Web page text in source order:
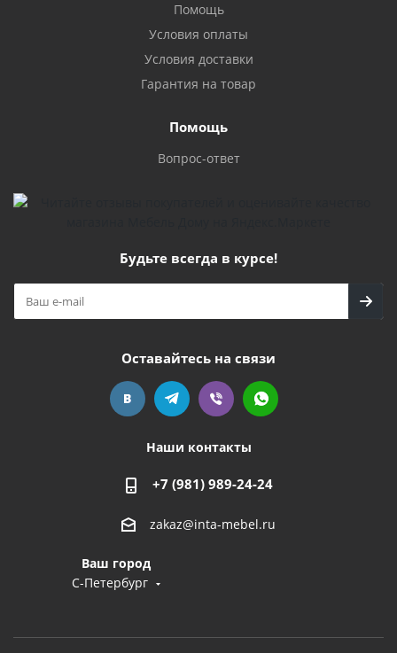
Помощь
Условия оплаты
Условия доставки
Гарантия на товар
Помощь
Вопрос-ответ
Будьте всегда в курсе!
Оставайтесь на связи
Наши контакты
+7 (981) 989-24-24
zakaz@inta-mebel.ru
Ваш город
С-Петербург